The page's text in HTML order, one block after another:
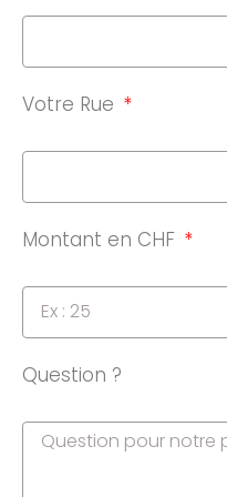
Votre Rue
Montant en CHF
Question ?